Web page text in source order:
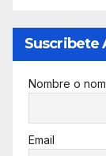
Suscribete
Nombre o
Email